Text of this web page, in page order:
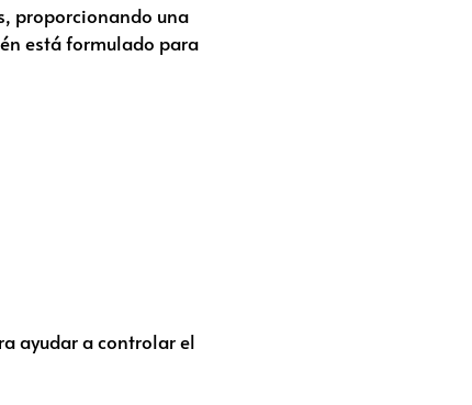
proporcionando una
está formulado para
ayudar a controlar el